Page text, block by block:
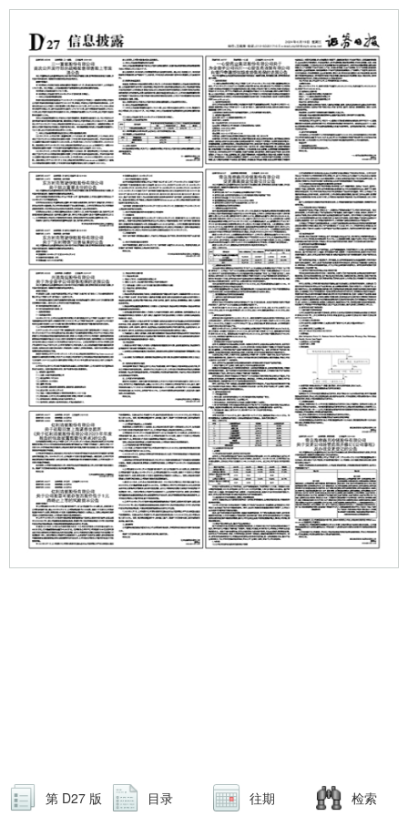
第 D27 版 目录 往期 检索